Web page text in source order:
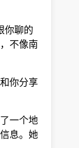
你聊的
不像南
你分享
一个地
息。她